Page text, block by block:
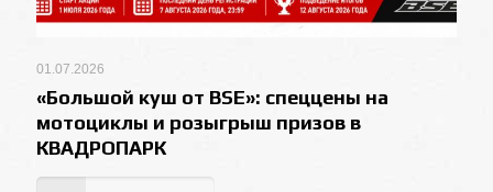
01.07.2026
«Большой куш от BSE»: спеццены на
мотоциклы и розыгрыш призов в
КВАДРОПАРК